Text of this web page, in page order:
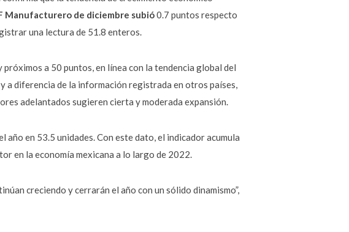
Manufacturero de diciembre subió0.7 puntos respecto
una lectura de 51.8 enteros.
a 50 puntos, en línea con la tendencia global del
a diferencia de la información registrada en otros países,
adelantados sugieren cierta y moderada expansión.
año en 53.5 unidades. Con este dato, el indicador acumula
en la economía mexicana a lo largo de 2022.
creciendo y cerrarán el año con un sólido dinamismo”,